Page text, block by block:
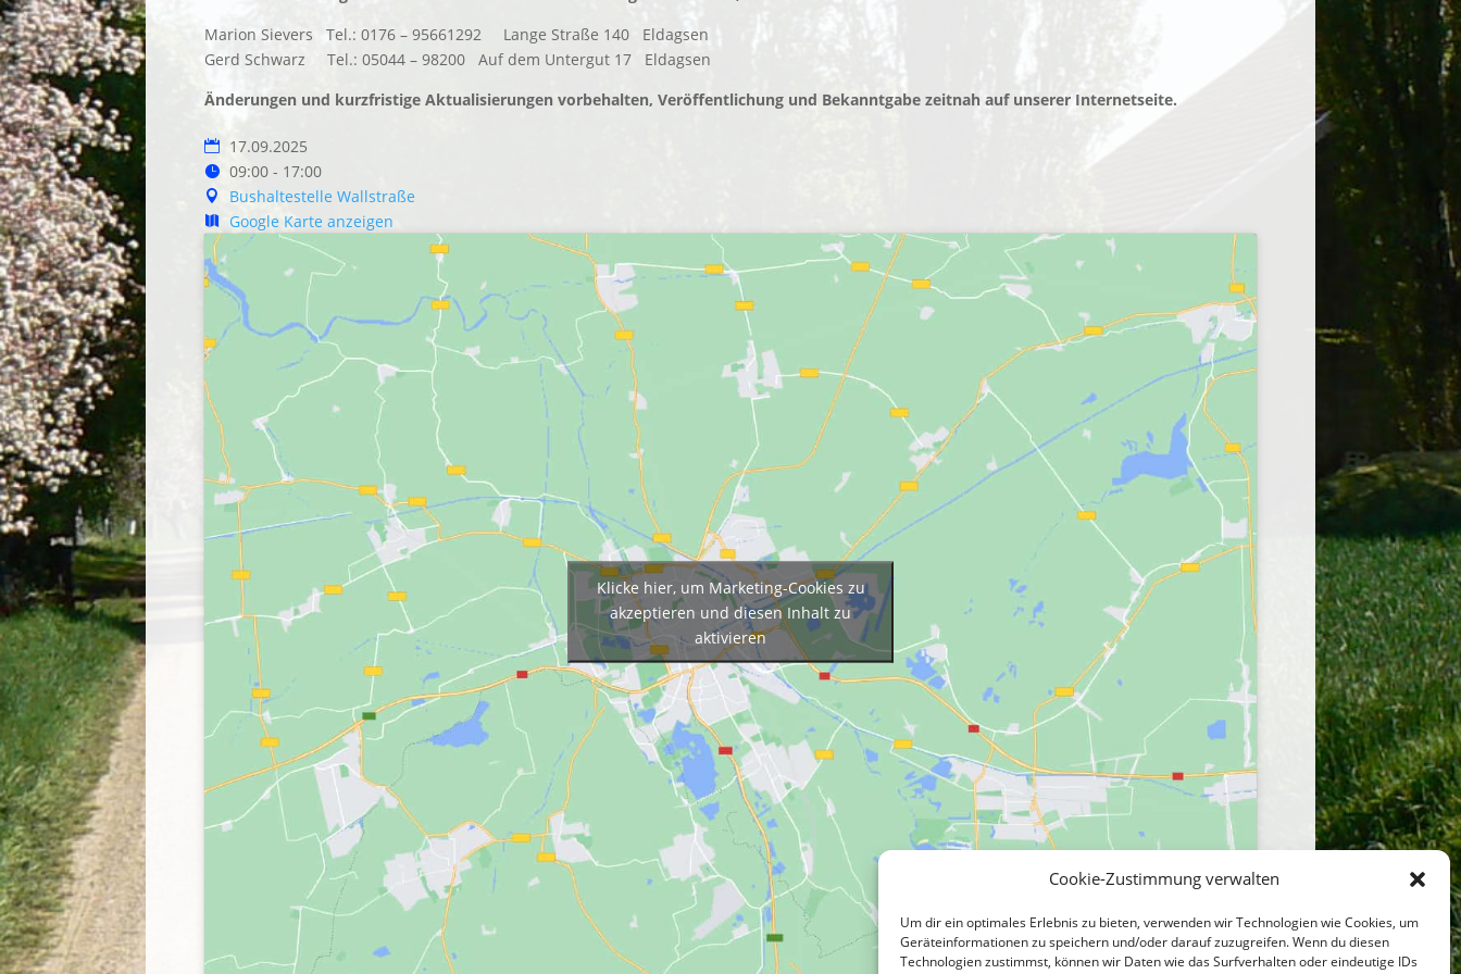
Cookie-Zustimmung verwalten
Um dir ein optimales Erlebnis zu bieten, verwenden wir Technologien wie Cookies, um
Geräteinformationen zu speichern und/oder darauf zuzugreifen. Wenn du diesen
Technologien zustimmst, können wir Daten wie das Surfverhalten oder eindeutige IDs
Marion Sievers Tel.: 0176 – 95661292 Lange Straße 140 Eldagsen
Gerd Schwarz Tel.: 05044 – 98200 Auf dem Untergut 17 Eldagsen
Änderungen und kurzfristige Aktualisierungen vorbehalten, Veröffentlichung und Bekanntgabe zeitnah auf unserer Internetseite.
17.09.2025
09:00 - 17:00
Bushaltestelle Wallstraße
Google Karte anzeigen
Klicke hier, um Marketing-Cookies zu
akzeptieren und diesen Inhalt zu
aktivieren